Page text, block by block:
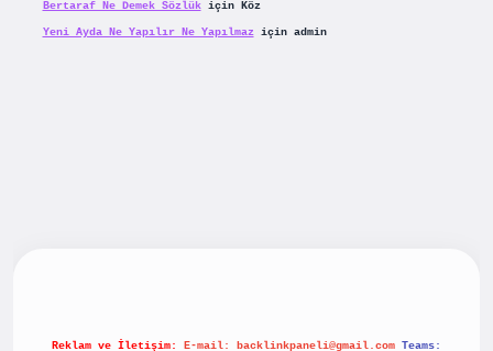
Bertaraf Ne Demek Sözlükiçin Köz
Yeni Ayda Ne Yapılır Ne Yapılmaziçin admin
Reklam ve İletişim: E-mail: backlinkpaneli@gmail.com Teams: